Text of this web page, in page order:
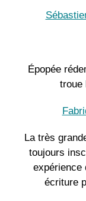
Épopée
troue
La très
toujours
expérience
écriture